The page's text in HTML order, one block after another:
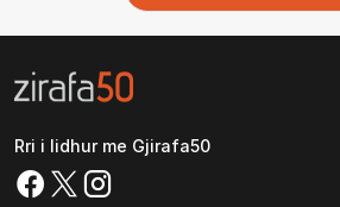
Rri i lidhur me Gjirafa50